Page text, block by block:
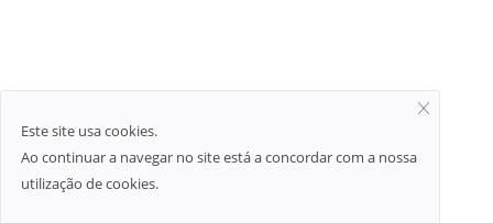
Este site usa cookies.
Ao continuar a navegar no site está a concordar com a nossa
utilização de cookies.